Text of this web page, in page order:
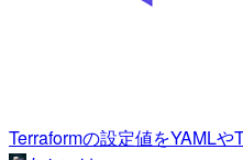
Terraformの設定値をYAMLや